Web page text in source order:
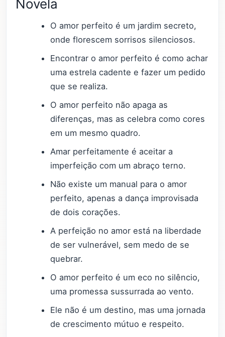
Novela
O amor perfeito é um jardim secreto,
onde florescem sorrisos silenciosos.
Encontrar o amor perfeito é como achar
uma estrela cadente e fazer um pedido
que se realiza.
O amor perfeito não apaga as
diferenças, mas as celebra como cores
em um mesmo quadro.
Amar perfeitamente é aceitar a
imperfeição com um abraço terno.
Não existe um manual para o amor
perfeito, apenas a dança improvisada
de dois corações.
A perfeição no amor está na liberdade
de ser vulnerável, sem medo de se
quebrar.
O amor perfeito é um eco no silêncio,
uma promessa sussurrada ao vento.
Ele não é um destino, mas uma jornada
de crescimento mútuo e respeito.